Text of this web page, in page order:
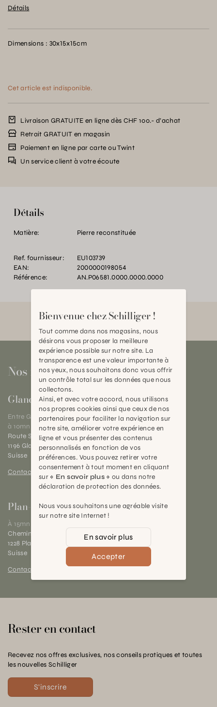
Détails
Dimensions : 30x15x15cm
Cet article est indisponible.
Livraison GRATUITE en ligne dès CHF 100.- d’achat
Retrait GRATUIT en magasin
Paiement en ligne par carte ou Twint
Un service client à votre écoute
Détails
Matière: Pierre reconstituée
Ref. fournisseur:
EU103739
EAN:
2000000198054
Référence:
AN.P06581.0000.0000.0000
Nos magasins
Gland
Entre Genève et Lausanne,
à 10mn de Nyon
Route Suisse 40
1196 Gland (VD)
Suisse
Contact et horaires
Plan-les-Ouates
À 15mn du centre de Genève
Chemin des Charrotons 25
1228 Plan-les-Ouates (GE)
Suisse
Contact et horaires
Rester en contact
Recevez nos offres exclusives, nos conseils pratiques et toutes
les nouvelles Schilliger
S'inscrire
Bienvenue chez Schilliger !
Tout comme dans nos magasins, nous
désirons vous proposer la meilleure
expérience possible sur notre site. La
transparence est une valeur importante à
nos yeux, nous souhaitons donc vous offrir
un contrôle total sur les données que nous
collectons.
Ainsi, et avec votre accord, nous utilisons
nos propres cookies ainsi que ceux de nos
partenaires pour faciliter la navigation sur
notre site, améliorer votre expérience en
ligne et vous présenter des contenus
personnalisés en fonction de vos
préférences. Vous pouvez retirer votre
consentement à tout moment en cliquant
sur « En savoir plus » ou dans notre
déclaration de protection des données.
Nous vous souhaitons une agréable visite
sur notre site Internet !
En savoir plus
Accepter